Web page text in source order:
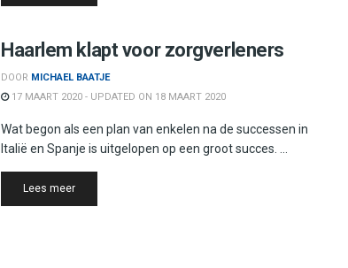
Haarlem klapt voor zorgverleners
DOOR MICHAEL BAATJE
17 MAART 2020 - UPDATED ON 18 MAART 2020
Wat begon als een plan van enkelen na de successen in
Italië en Spanje is uitgelopen op een groot succes. ...
Lees meerDetails